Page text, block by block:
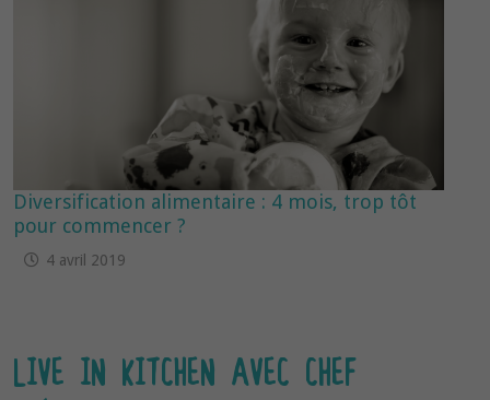
Diversification alimentaire : 4 mois, trop tôt
pour commencer ?
4 avril 2019
LIVE IN KITCHEN AVEC CHEF